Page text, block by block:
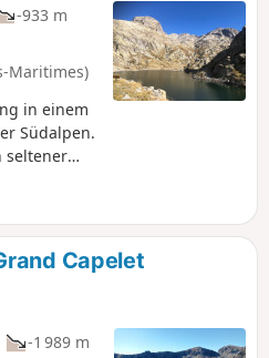
-933 m
Maritimes)
in einem
Südalpen.
seltener
zu einer
Sie auf
und
Capelet
-1 989 m